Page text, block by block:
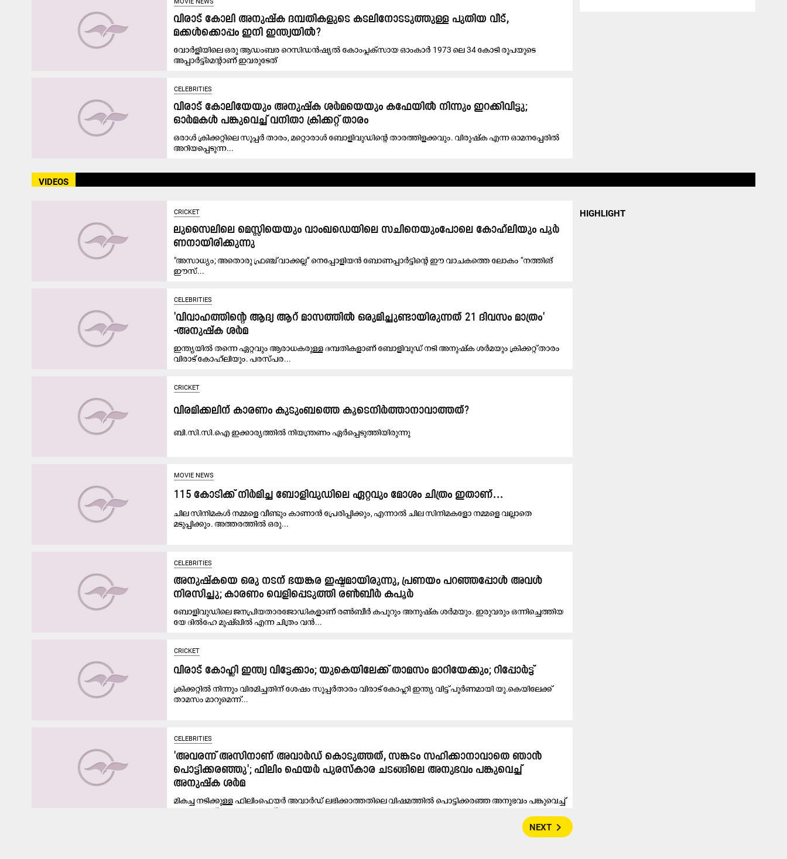
വിരാട് കോലി അനുഷ്ക ദമ്പതികളുടെ കടലിനോടടുത്തുള്ള പുതിയ വീട്,
മക്കൾക്കൊപ്പം ഇനി ഇന്ത്യയിൽ?
വോർളിയിലെ ഒരു ആഡംബര റെസിഡൻഷ്യൽ കോംപ്ലക്സായ ഓംകാർ 1973 ലെ 34 കോടി രൂപയുടെ
അപ്പാർട്ട്മെന്റാണ് ഇവരുടേത്
CELEBRITIES
വിരാട് കോലിയേയും അനുഷ്ക ശർമയെയും കഫേയിൽ നിന്നും ഇറക്കിവിട്ടു;
ഓർമകൾ പങ്കുവെച്ച് വനിതാ ക്രിക്കറ്റ് താരം
ഒരാൾ ക്രിക്കറ്റിലെ സൂപ്പർ താരം, മറ്റൊരാൾ ബോളിവുഡിന്‍റെ താരത്തിളക്കവും. വിരുഷ്ക എന്ന ഓമനപ്പേരിൽ
അറിയപ്പെടുന്ന...
VIDEOS
CRICKET
ലു​സൈ​ലി​ലെ മെ​സ്സി​യെ​യും വാം​ഖ​ഡെ​യി​ലെ സ​ചി​നെ​യും​പോ​ലെ കോ​ഹ്‍ലി​യും പൂ​ർ​
ണ​നാ​യി​രി​ക്കു​ന്നു
"അസാ​ധ്യം; അ​തൊ​രു ഫ്ര​ഞ്ച് വാ​ക്ക​ല്ല’’ നെ​പ്പോ​ളി​യ​ൻ ബോ​ണ​പ്പാ​ർ​ട്ടി​ന്‍റെ ഇൗ ​വാ​ച​ക​ത്തെ ലോ​കം ‘‘ന​ത്തി​ങ്
ഈ​സ്...
CELEBRITIES
'വിവാഹത്തിന്‍റെ ആദ്യ ആറ് മാസത്തിൽ ഒരുമിച്ചുണ്ടായിരുന്നത് 21 ദിവസം മാത്രം'
-അനുഷ്ക ശർമ
ഇന്ത്യയിൽ തന്നെ ഏറ്റവും ആരാധകരുള്ള ദമ്പതികളാണ് ബോളിവുഡ് നടി അനുഷ്ക ശർമയും ക്രിക്കറ്റ് താരം
വിരാട് കോഹ്‌ലിയും. പരസ്പര...
CRICKET
വി​ര​മി​ക്ക​ലി​ന് കാ​ര​ണ​ം കു​ടും​ബ​ത്തെ കൂ​ടെ​നിർത്താനാവാത്തത്?
ബി.​സി.​സി.​ഐ ഇക്കാര്യത്തിൽ നിയന്ത്രണം ഏർപ്പെടുത്തിയിരുന്നു
MOVIE NEWS
115 കോടിക്ക് നിർമിച്ച ബോളിവുഡിലെ ഏറ്റവും മോശം ചിത്രം ഇതാണ്...
ചില സിനിമകൾ നമ്മളെ വീണ്ടും കാണാന്‍ പ്രേരിപ്പിക്കും, എന്നാൽ ചില സിനിമകളോ നമ്മളെ വല്ലാതെ
മടുപ്പിക്കും. അത്തരത്തിൽ ഒരു...
CELEBRITIES
അനുഷ്കയെ ഒരു നടന് ഭയങ്കര ഇഷ്ടമായിരുന്നു, പ്രണയം പറഞ്ഞപ്പോൾ അവൾ
നിരസിച്ചു; കാരണം വെളിപ്പെടുത്തി രൺബീർ കപൂർ
ബോളിവുഡിലെ ജനപ്രിയതാരജോഡികളാണ് രൺബീർ കപൂറും അനുഷ്ക ശർമയും. ഇരുവരും ഒന്നിച്ചെത്തിയ
യേ ദിൽഹേ മുഷ്ഖിൽ എന്ന ചിത്രം വൻ...
CRICKET
വിരാട് കോഹ്ലി ഇന്ത്യ വിട്ടേക്കാം; യുകെയിലേക്ക് താമസം മാറിയേക്കും; റിപ്പോർട്ട്
ക്രിക്കറ്റിൽ നിന്നും വിരമിച്ചതിന് ശേഷം സൂപ്പർതാരം വിരാട് കോഹ്ലി ഇന്ത്യ വിട്ട് പൂർണമായി യു.കെയിലേക്ക്
താമസം മാറുമെന്ന്...
CELEBRITIES
'അവരന്ന് അസിനാണ് അവാർഡ് കൊടുത്തത്, സങ്കടം സഹിക്കാനാവാതെ ഞാൻ
പൊട്ടിക്കരഞ്ഞു'; ഫിലിം ഫെയർ പുരസ്കാര ചടങ്ങിലെ അനുഭവം പങ്കുവെച്ച്
അനുഷ്‍ക ശർമ
മികച്ച നടിക്കുള്ള ഫിലിംഫെയർ അവാർഡ് ലഭിക്കാത്തതിലെ വിഷമത്തിൽ പൊട്ടിക്കരഞ്ഞ അനുഭവം പങ്കുവെച്ച്
ബോളിവുഡ് നടിയും ക്രിക്കറ്റ്...
HIGHLIGHT
NEXT navigate_next